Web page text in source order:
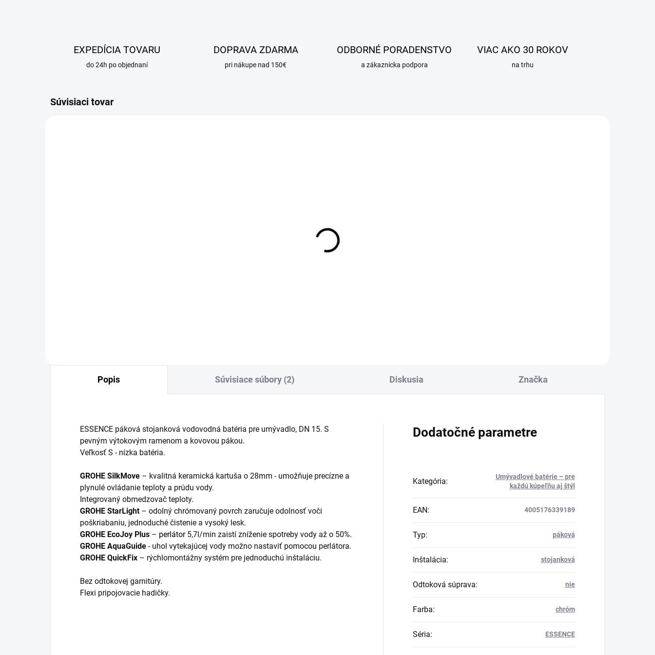
EXPEDÍCIA TOVARU
do 24h po objednaní
DOPRAVA ZDARMA
pri nákupe nad 150€
ODBORNÉ PORADENSTVO
a zákaznícka podpora
VIAC AKO 30 ROKOV
na trhu
Súvisiaci tovar
Popis Súvisiace súbory (2) Diskusia Značka
ESSENCE páková stojanková vodovodná batéria pre umývadlo, DN 15. S
pevným výtokovým ramenom a kovovou pákou.
Veľkosť S - nízka batéria.
GROHE SilkMove – kvalitná keramická kartuša o 28mm - umožňuje precízne a
plynulé ovládanie teploty a prúdu vody.
Integrovaný obmedzovač teploty.
GROHE StarLight – odolný chrómovaný povrch zaručuje odolnosť voči
poškriabaniu, jednoduché čistenie a vysoký lesk.
GROHE EcoJoy Plus – perlátor5,7l/min zaistí zníženie spotreby vody až o 50%.
GROHE AquaGuide - uhol vytekajúcej vody možno nastaviť pomocou perlátora.
GROHE QuickFix – rýchlomontážny systém pre jednoduchú inštaláciu.
Bez odtokovej garnitúry.
Flexi pripojovacie hadičky.
Dodatočné parametre
Kategória:
Umývadlové batérie – pre
každú kúpeľňu aj štýl
EAN: 4005176339189
Typ: páková
Inštalácia: stojanková
Odtoková súprava: nie
Farba: chróm
Séria: ESSENCE